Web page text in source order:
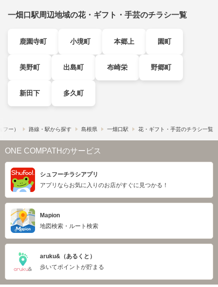
一畑口駅周辺地域の花・ギフト・手芸のチラシ一覧
鹿園寺町 小境町 本郷上 園町
美野町 出島町 布崎栄 野郷町
新田下 多久町
ー） 路線・駅から探す 島根県 一畑口駅 花・ギフト・手芸のチラシ一覧
ONE COMPATHのサービス
シュフーチラシアプリ
アプリならお気に入りのお店がすぐに見つかる！
Mapion
地図検索・ルート検索
aruku&（あるくと）
歩いてポイントが貯まる